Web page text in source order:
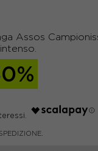
Assos